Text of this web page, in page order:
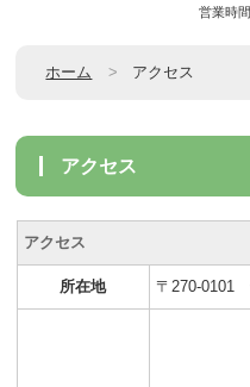
営業時
ホーム アクセス
アクセス
アクセス
所在地 〒270-0101